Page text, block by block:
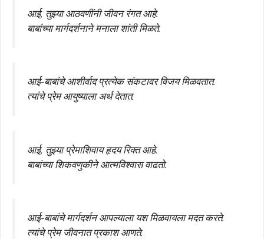
आई, तुझ्या आठवणींनी जीवन रंगत आहे.
बाबांच्या मार्गदर्शनाने मनाला शांती मिळते.
आई-बाबांचे आशीर्वाद प्रत्येक संकटावर विजय मिळवतात.
त्यांचे प्रेम आयुष्याला अर्थ देतात.
आई, तुझ्या प्रेमाशिवाय हृदय रिक्त आहे.
बाबांच्या शिकवणुकीने आत्मविश्वास वाढतो.
आई-बाबांचे मार्गदर्शन आपल्याला यश मिळवायला मदत करते.
त्यांचे प्रेम जीवनात प्रकाश आणते.